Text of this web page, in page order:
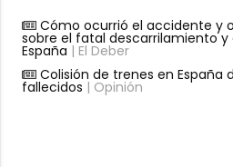
Cómo ocurrió el accidente y
sobre el fatal descarrilamiento
España | El Deber
Colisión de trenes en España
fallecidos | Opinión